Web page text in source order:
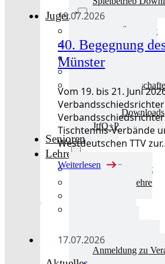
Jugend
Jugend Übersicht
Aktuelles Jugend
Landestraining und
Schulsport
mini-
Kinderschutz
Jugend Downloads
JtfO+P
Senioren
Lehre
Lehre Übersicht
Aktuelles Lehre
Lehre Downloads
Anmeldung zu
19.07.2026
40. Begegnung
Münster
Vom 19. bis 21. Juni
Tischtennis-Verbände
Westdeutschen TTV
Weiterlesen
17.07.2026